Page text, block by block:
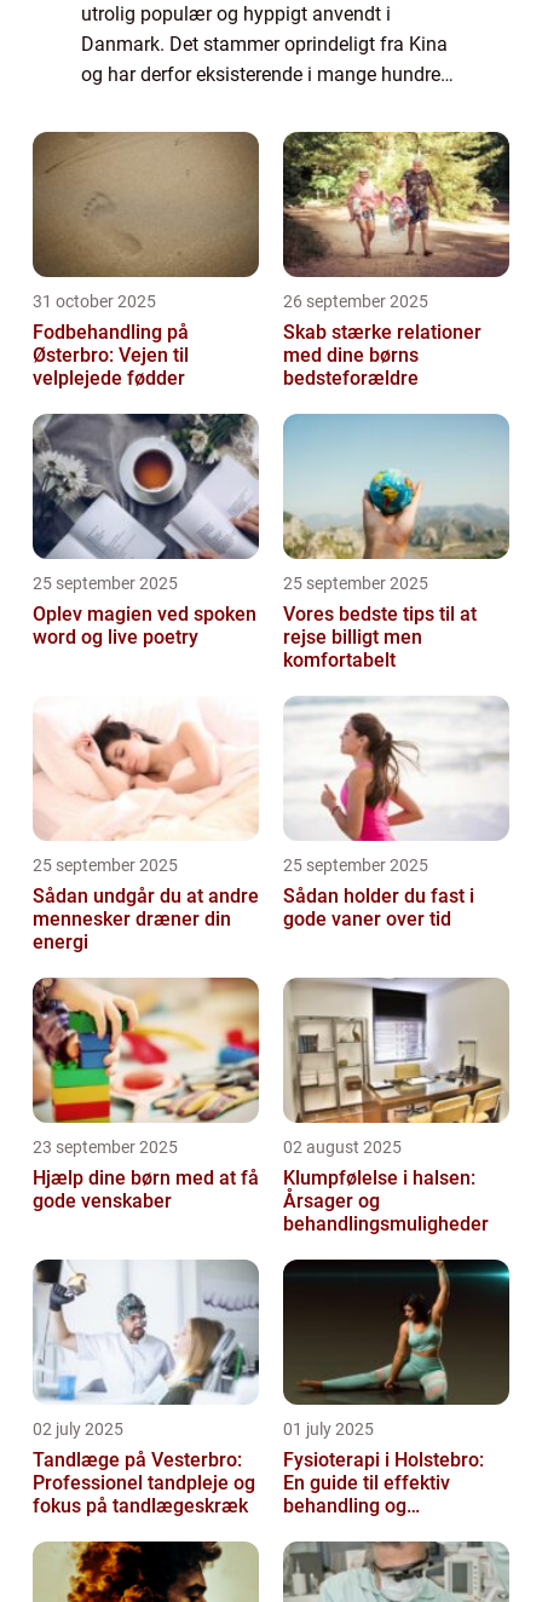
utrolig populær og hyppigt anvendt i
Danmark. Det stammer oprindeligt fra Kina
og har derfor eksisterende i mange hundrede
behandle mange former for sygdomme og
lidelser b...
31 october 2025
Fodbehandling på
Østerbro: Vejen til
velplejede fødder
26 september 2025
Skab stærke relationer
med dine børns
bedsteforældre
25 september 2025
Oplev magien ved spoken
word og live poetry
25 september 2025
Vores bedste tips til at
rejse billigt men
komfortabelt
25 september 2025
Sådan undgår du at andre
mennesker dræner din
energi
25 september 2025
Sådan holder du fast i
gode vaner over tid
23 september 2025
Hjælp dine børn med at få
gode venskaber
02 august 2025
Klumpfølelse i halsen:
Årsager og
behandlingsmuligheder
02 july 2025
Tandlæge på Vesterbro:
Professionel tandpleje og
fokus på tandlægeskræk
01 july 2025
Fysioterapi i Holstebro:
En guide til effektiv
behandling og